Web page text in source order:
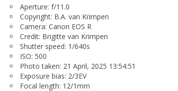
Aperture: f/11.0
Copyright: B.A. van Krimpen
Camera: Canon EOS R
Credit: Brigitte van Krimpen
Shutter speed: 1/640s
ISO: 500
Photo taken: 21 April, 2025 13:54:51
Exposure bias: 2/3EV
Focal length: 12/1mm